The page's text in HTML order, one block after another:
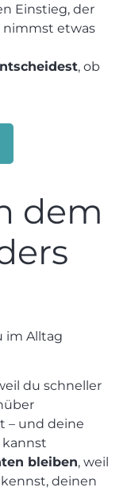
Einstieg, der
nimmst etwas
, ob
dem
im Alltag
du schneller
– und deine
kannst
bleiben, weil
deinen